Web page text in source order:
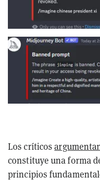
Los críticos
constituye una forma
principios